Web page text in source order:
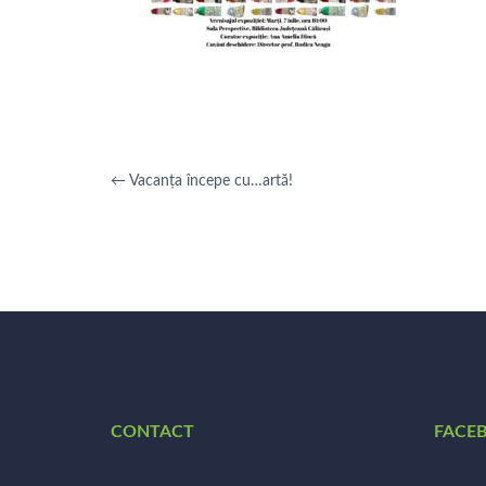
← Vacanța începe cu…artă!
CONTACT